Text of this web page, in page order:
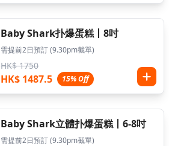
Baby Shark扑爆蛋糕丨8吋
需提前2日預訂 (9.30pm截單)
HK$ 1750
HK$ 1487.5 15% Off
Baby Shark立體扑爆蛋糕丨6-8吋
需提前2日預訂 (9.30pm截單)